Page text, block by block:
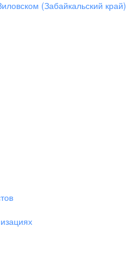
(Забайкальский край)